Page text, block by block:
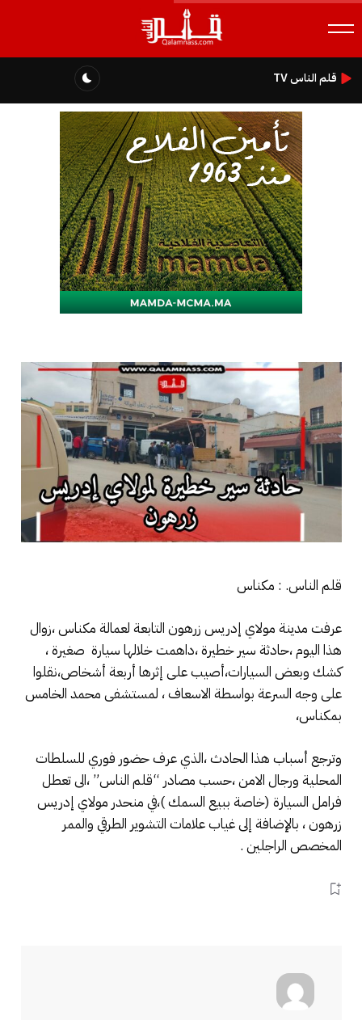
قلم الناس TV
قلم الناس. : مكناس
عرفت مدينة مولاي إدريس زرهون التابعة لعمالة مكناس ،زوال
هذا اليوم ،حادثة سير خطيرة ،داهمت خلالها سيارة صغيرة ،
كشك وبعض السيارات،أصيب على إثرها أربعة أشخاص،نقلوا
على وجه السرعة بواسطة الاسعاف ، لمستشفى محمد الخامس
بمكناس،
وترجع أسباب هذا الحادث ،الذي عرف حضور فوري للسلطات
المحلية ورجال الامن ،حسب مصادر “قلم الناس” ،الى تعطل
فرامل السيارة (خاصة ببيع السمك )،في منحدر مولاي إدريس
زرهون ، بالإضافة إلى غياب علامات التشوير الطرقي والممر
المخصص الراجلين .